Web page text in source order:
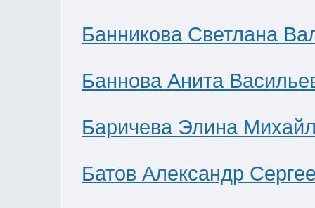
Банникова Светлана
Баннова Анита
Баричева Элина
Батов Александр